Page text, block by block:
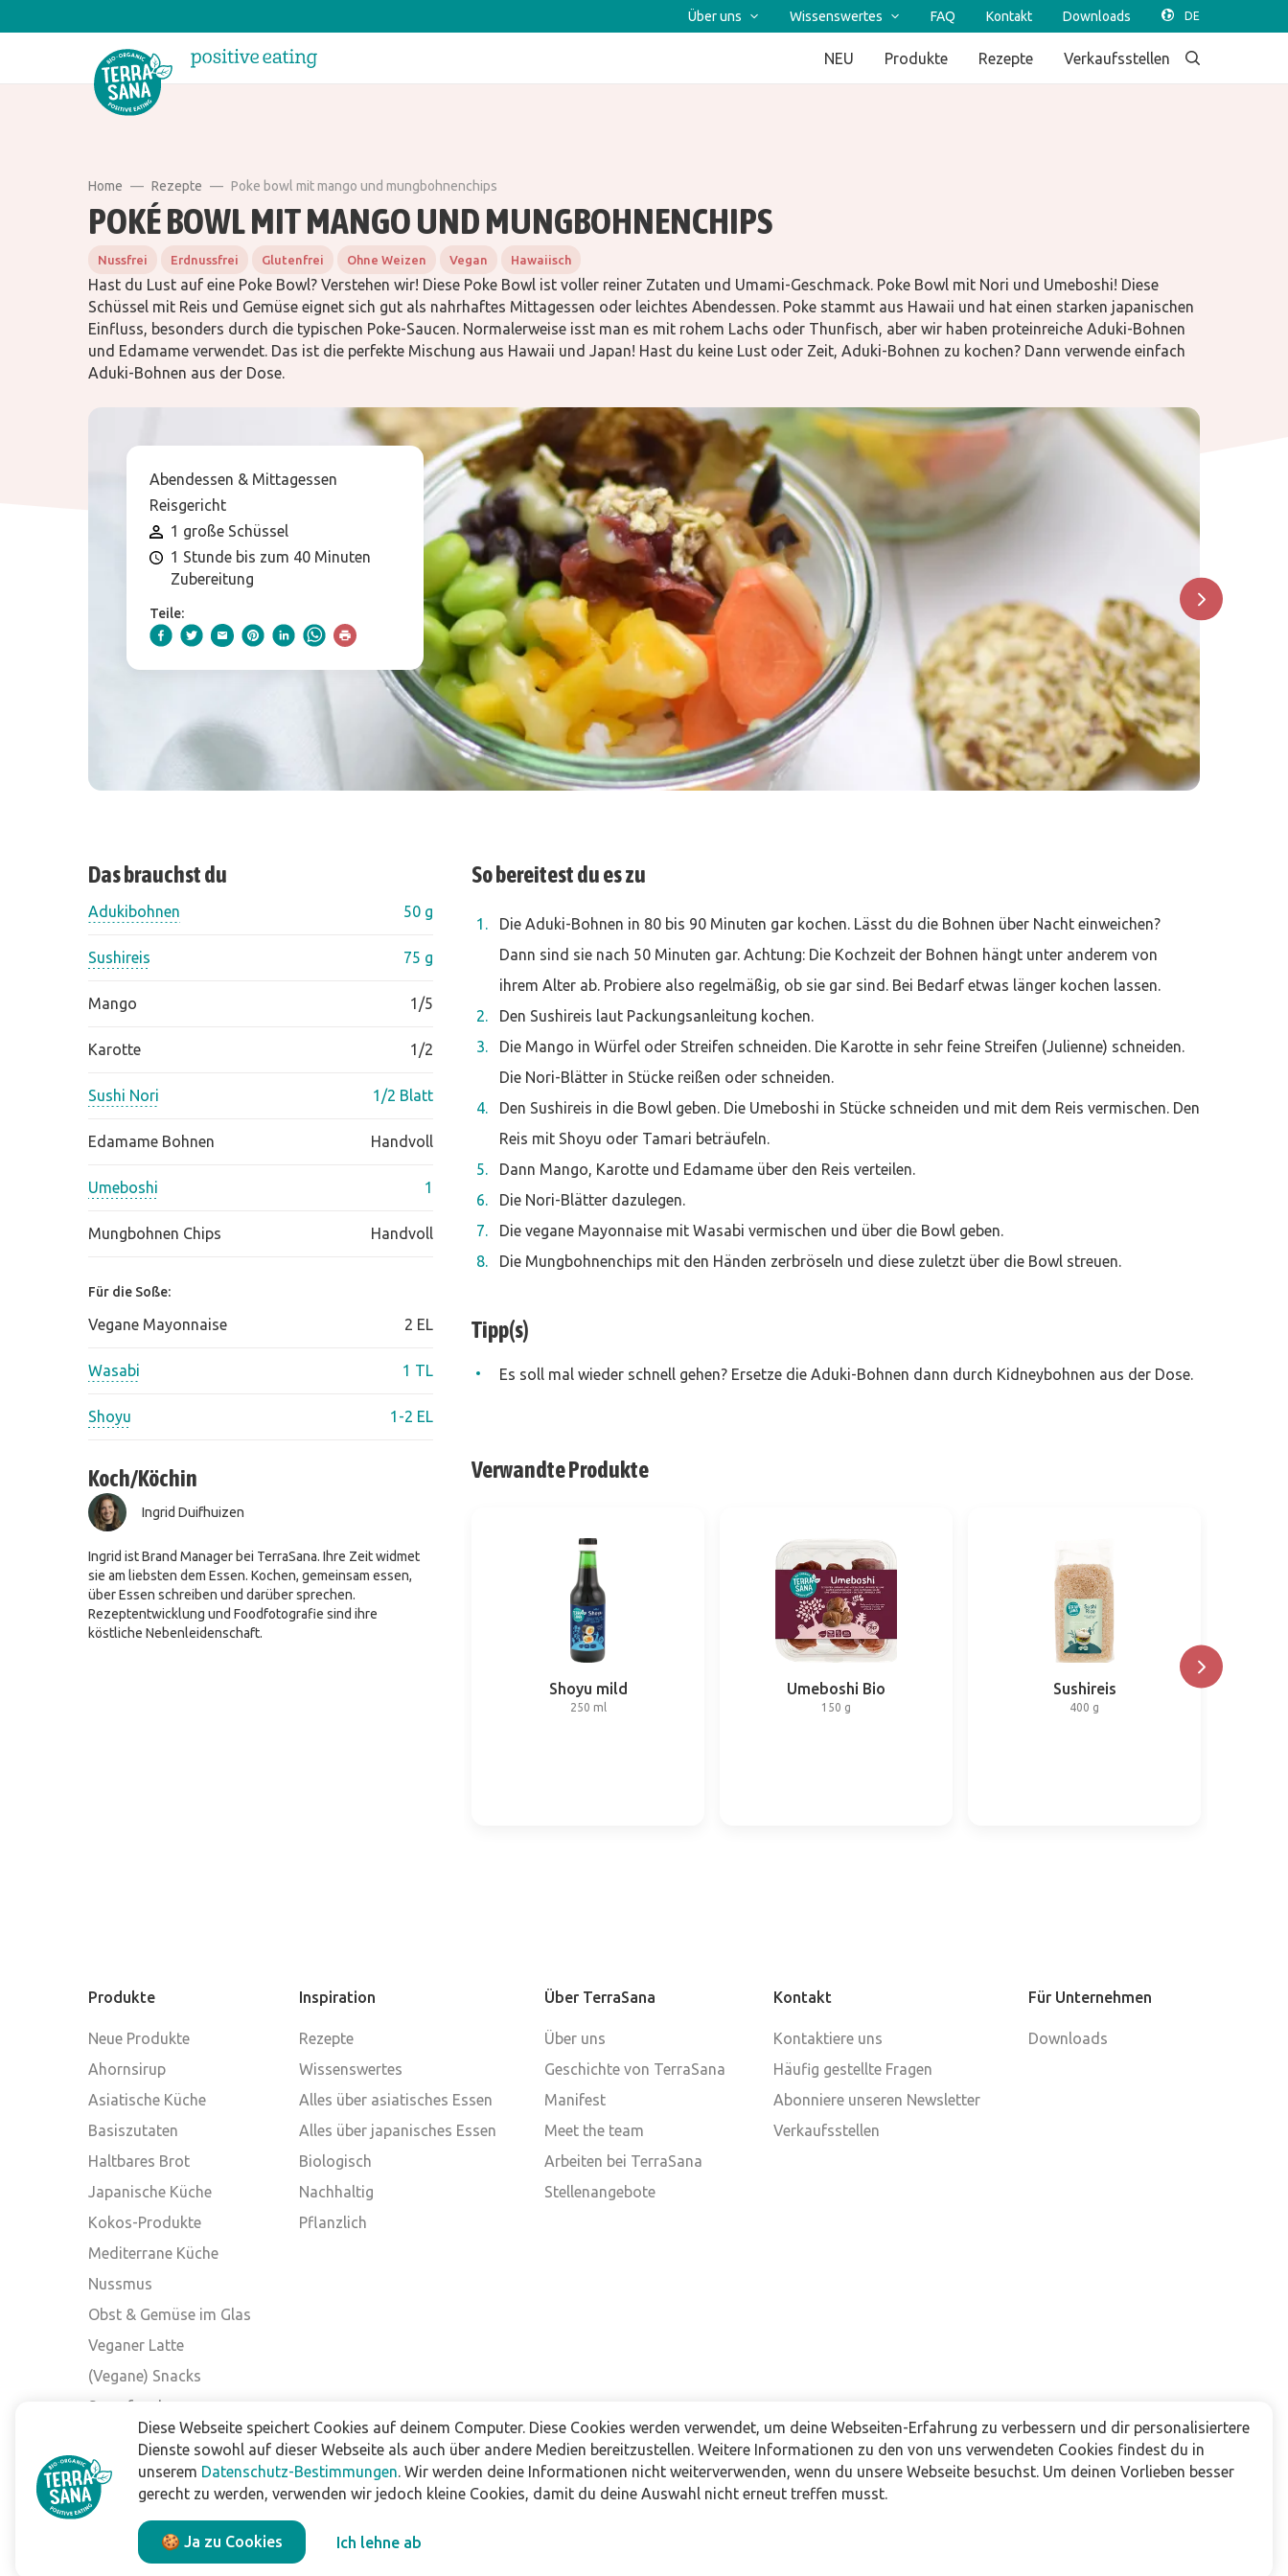
Über uns Wissenswertes FAQ Kontakt Downloads
NEU Produkte Rezepte Verkaufsstellen
Home Rezepte Poke bowl mit mango und mungbohnenchips
POKÉ BOWL MIT MANGO UND MUNGBOHNENCHIPS
Nussfrei Erdnussfrei Glutenfrei Ohne Weizen Vegan Hawaiisch
Hast du Lust auf eine Poke Bowl? Verstehen wir! Diese Poke Bowl ist voller reiner Zutaten und Umami-Geschmack. Poke Bowl mit Nori und Umeboshi! Diese
Schüssel mit Reis und Gemüse eignet sich gut als nahrhaftes Mittagessen oder leichtes Abendessen. Poke stammt aus Hawaii und hat einen starken japanischen
Einfluss, besonders durch die typischen Poke-Saucen. Normalerweise isst man es mit rohem Lachs oder Thunfisch, aber wir haben proteinreiche Aduki-Bohnen
und Edamame verwendet. Das ist die perfekte Mischung aus Hawaii und Japan! Hast du keine Lust oder Zeit, Aduki-Bohnen zu kochen? Dann verwende einfach
Aduki-Bohnen aus der Dose.
Abendessen & Mittagessen
Reisgericht
1 große Schüssel
1 Stunde bis zum 40 Minuten
Zubereitung
Teile:
Das brauchst du
Adukibohnen 50 g
Sushireis 75 g
Mango 1/5
Karotte 1/2
Sushi Nori 1/2 Blatt
Edamame Bohnen Handvoll
Umeboshi 1
Mungbohnen Chips Handvoll
Für die Soße:
Vegane Mayonnaise 2 EL
Wasabi 1 TL
Shoyu 1-2 EL
Koch/Köchin
Ingrid Duifhuizen
Ingrid ist Brand Manager bei TerraSana. Ihre Zeit widmet
sie am liebsten dem Essen. Kochen, gemeinsam essen,
über Essen schreiben und darüber sprechen.
Rezeptentwicklung und Foodfotografie sind ihre
köstliche Nebenleidenschaft.
So bereitest du es zu
Die Aduki-Bohnen in 80 bis 90 Minuten gar kochen. Lässt du die Bohnen über Nacht einweichen?
Dann sind sie nach 50 Minuten gar. Achtung: Die Kochzeit der Bohnen hängt unter anderem von
ihrem Alter ab. Probiere also regelmäßig, ob sie gar sind. Bei Bedarf etwas länger kochen lassen.
Den Sushireis laut Packungsanleitung kochen.
Die Mango in Würfel oder Streifen schneiden. Die Karotte in sehr feine Streifen (Julienne) schneiden.
Die Nori-Blätter in Stücke reißen oder schneiden.
Den Sushireis in die Bowl geben. Die Umeboshi in Stücke schneiden und mit dem Reis vermischen. Den
Reis mit Shoyu oder Tamari beträufeln.
Dann Mango, Karotte und Edamame über den Reis verteilen.
Die Nori-Blätter dazulegen.
Die vegane Mayonnaise mit Wasabi vermischen und über die Bowl geben.
Die Mungbohnenchips mit den Händen zerbröseln und diese zuletzt über die Bowl streuen.
Tipp(s)
Es soll mal wieder schnell gehen? Ersetze die Aduki-Bohnen dann durch Kidneybohnen aus der Dose.
Verwandte Produkte
Shoyu mild
250 ml
Umeboshi Bio
150 g
Sushireis
400 g
Produkte
Neue Produkte
Ahornsirup
Asiatische Küche
Basiszutaten
Haltbares Brot
Japanische Küche
Kokos-Produkte
Mediterrane Küche
Nussmus
Obst & Gemüse im Glas
Veganer Latte
(Vegane) Snacks
Superfood
Andere Marken
Inspiration
Rezepte
Wissenswertes
Alles über asiatisches Essen
Alles über japanisches Essen
Biologisch
Nachhaltig
Pflanzlich
Über TerraSana
Über uns
Geschichte von TerraSana
Manifest
Meet the team
Arbeiten bei TerraSana
Stellenangebote
Kontakt
Kontaktiere uns
Häufig gestellte Fragen
Abonniere unseren Newsletter
Verkaufsstellen
Für Unternehmen
Downloads
Impressum
Datenschutzbestimmungen
Allgemeine Verkaufs- und Lieferbedingungen
Diese Webseite speichert Cookies auf deinem Computer. Diese Cookies werden verwendet, um deine Webseiten-Erfahrung zu verbessern und dir personalisiertere
Dienste sowohl auf dieser Webseite als auch über andere Medien bereitzustellen. Weitere Informationen zu den von uns verwendeten Cookies findest du in
unserem Datenschutz-Bestimmungen. Wir werden deine Informationen nicht weiterverwenden, wenn du unsere Webseite besuchst. Um deinen Vorlieben besser
gerecht zu werden, verwenden wir jedoch kleine Cookies, damit du deine Auswahl nicht erneut treffen musst.
🍪 Ja zu Cookies Ich lehne ab